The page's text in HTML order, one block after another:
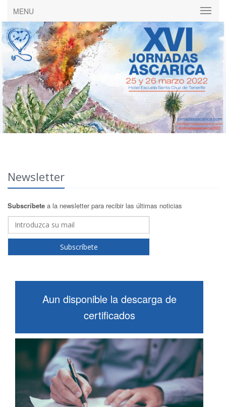
MENU
Newsletter
Subscríbete a la newsletter para recibir las últimas noticias
Subscríbete
Aun disponible la descarga de
certificados